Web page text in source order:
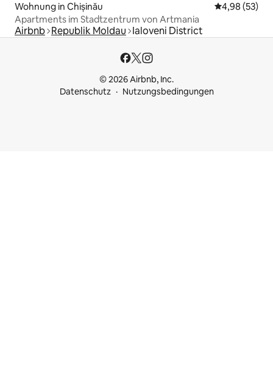
Wohnung in Chișinău
4,98 (53)
Apartments im Stadtzentrum von Artmania
Airbnb Republik Moldau Ialoveni District
© 2026 Airbnb, Inc.
Datenschutz
Nutzungsbedingungen